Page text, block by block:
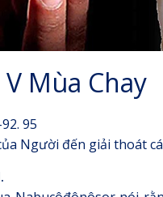
Mùa Chay
95
Người đến giải thoát